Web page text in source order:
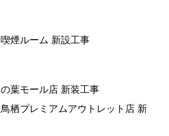
煙ルーム 新設工事
葉モール店 新装工事
栖プレミアムアウトレット店 新